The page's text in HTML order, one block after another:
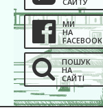
МИ
НА
FACEBOOK
ПОШУК
НА
САЙТІ